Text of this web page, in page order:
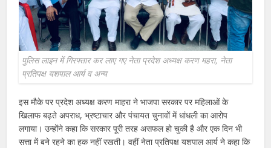
पुलिस लाइन में गिरफ्तार कर लाए गए नेता प्रदेश अध्यक्ष करण महरा, नेता
प्रतिपक्ष यशपाल आर्य व अन्य
इस मौके पर प्रदेश अध्यक्ष करण माहरा ने भाजपा सरकार पर महिलाओं के
खिलाफ बढ़ते अपराध, भ्रष्टाचार और पंचायत चुनावों में धांधली का आरोप
लगाया। उन्होंने कहा कि सरकार पूरी तरह असफल हो चुकी है और एक दिन भी
सत्ता में बने रहने का हक नहीं रखती। वहीं नेता प्रतिपक्ष यशपाल आर्य ने कहा कि